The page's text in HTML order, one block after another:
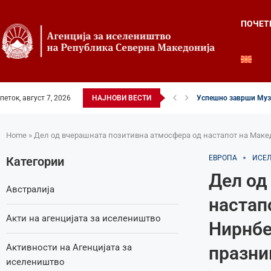
петок, август 7, 2026 НАЈНОВИ ВЕСТИ Четвртиот ден од
Home » Дел од вчерашната позитивна атмосфера од настапот на
ЕВРОПА
Дел од
Категории
Австралија
Акти на агенцијата за иселеништво
Активности на Агенцијата за
иселеништво